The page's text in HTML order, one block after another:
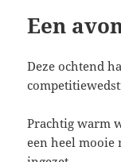
Een
Deze ochtend
Prachtig warm
een heel mooie